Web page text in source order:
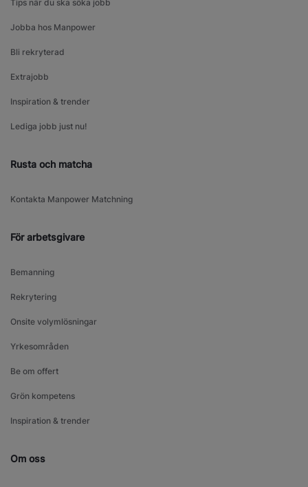
Tips när du ska söka jobb
Jobba hos Manpower
Bli rekryterad
Extrajobb
Inspiration & trender
Lediga jobb just nu!
Rusta och matcha
Kontakta Manpower Matchning
För arbetsgivare
Bemanning
Rekrytering
Onsite volymlösningar
Yrkesområden
Be om offert
Grön kompetens
Inspiration & trender
Om oss